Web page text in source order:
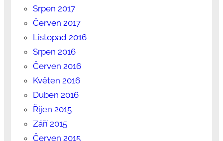
Srpen 2017
Červen 2017
Listopad 2016
Srpen 2016
Červen 2016
Květen 2016
Duben 2016
Říjen 2015
Září 2015
Červen 2015